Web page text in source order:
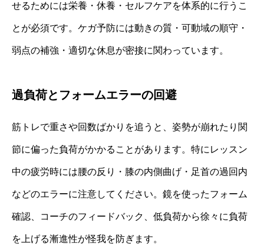
せるためには栄養・休養・セルフケアを体系的に行うこ
とが必須です。ケガ予防には動きの質・可動域の順守・
弱点の補強・適切な休息が密接に関わっています。
過負荷とフォームエラーの回避
筋トレで重さや回数ばかりを追うと、姿勢が崩れたり関
節に偏った負荷がかかることがあります。特にレッスン
中の疲労時には腰の反り・膝の内側曲げ・足首の過回内
などのエラーに注意してください。鏡を使ったフォーム
確認、コーチのフィードバック、低負荷から徐々に負荷
を上げる漸進性が怪我を防ぎます。